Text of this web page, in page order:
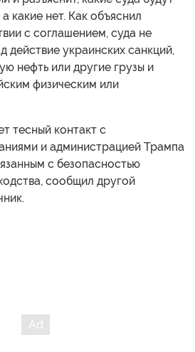
какие нет. Как объяснил
с соглашением, суда не
действие украинских санкций,
нефть или другие грузы и
физическим или
тесный контакт с
и администрацией Трампа
с безопасностью
сообщил другой